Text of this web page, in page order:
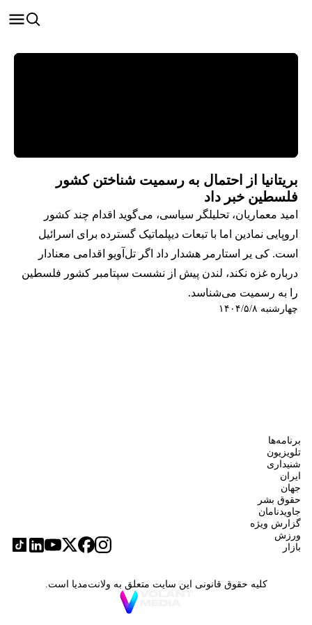
بریتانیا از احتمال به رسمیت شناختن کشور
فلسطین خبر داد
امید معماریان، تحلیلگر سیاسی، می‌گوید اقدام چند کشور
اروپایی نمادین اما با تبعات دیپلماتیک گسترده برای اسرائیل
است. کی یر استارمر هشدار داد اگر تل‌آویو اقدامی معنادار
درباره غزه نکند، لندن پیش از نشست سپتامبر کشور فلسطین
را به رسمیت می‌شناسد.
چهارشنبه ۱۴۰۴/۵/۸
برنامه‌ها
تلویزیون
شنیداری
ایران
جهان
حقوق بشر
جاویدنامان
گزارش ویژه
ورزش
بازار
کلیه حقوق قانونی این سایت متعلق به ولانت‌مدیا است.